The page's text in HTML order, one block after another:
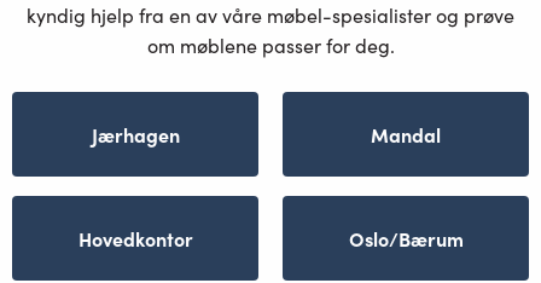
kyndig hjelp fra en av våre møbel-spesialister og prøve
om møblene passer for deg.
Jærhagen Mandal
Hovedkontor Oslo/Bærum